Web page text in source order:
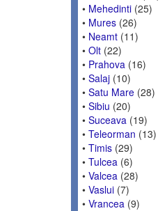
• Mehedinti (25)
• Mures (26)
• Neamt (11)
• Olt (22)
• Prahova (16)
• Salaj (10)
• Satu Mare (28)
• Sibiu (20)
• Suceava (19)
• Teleorman (13)
• Timis (29)
• Tulcea (6)
• Valcea (28)
• Vaslui (7)
• Vrancea (9)